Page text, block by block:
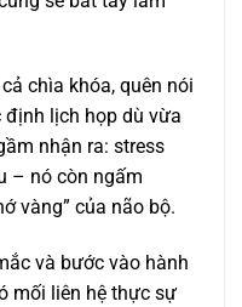
chìa khóa, quên nói
định lịch họp dù vừa
nhận ra: stress
– nó còn ngấm
vàng” của não bộ.
và bước vào hành
mối liên hệ thực sự